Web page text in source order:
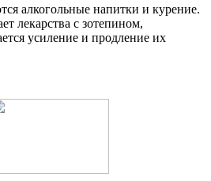
алкогольные напитки и курение.
лекарства с зотепином,
усиление и продление их